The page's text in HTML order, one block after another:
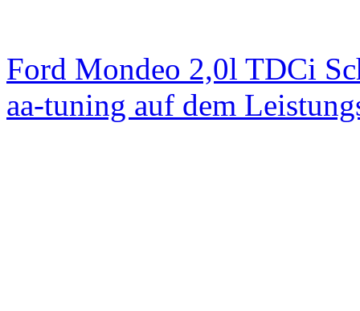
Ford Mondeo 2,0l TDCi
aa-tuning auf dem